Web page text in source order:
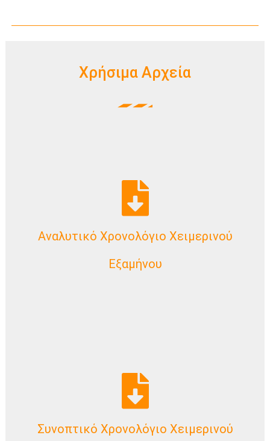
Χρήσιμα Αρχεία
Αναλυτικό Χρονολόγιο Χειμερινού
Εξαμήνου
Download Now
Συνοπτικό Χρονολόγιο Χειμερινού
Download Now